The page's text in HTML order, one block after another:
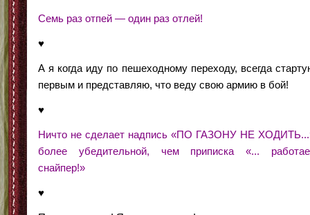
Семь раз отпей — один раз отлей!
♥
А я когда иду по пешеходному переходу, всегда
первым и представляю, что веду свою армию в бой!
♥
Ничто не сделает надпись «ПО ГАЗОНУ НЕ
более убедительной, чем приписка «...
снайпер!»
♥